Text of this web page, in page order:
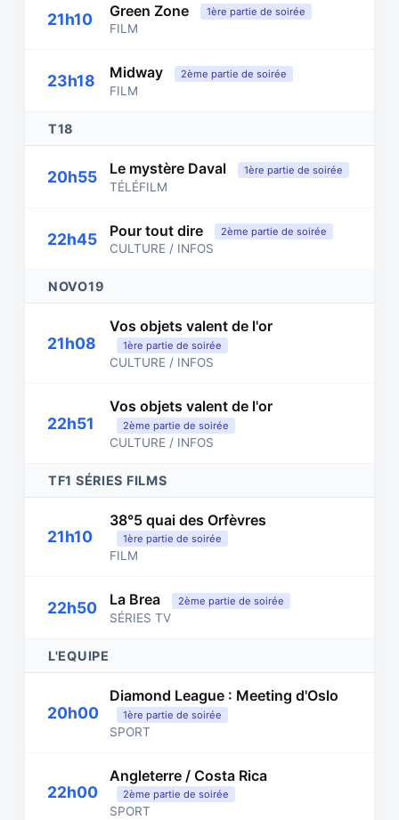
21h10 Green Zone 1ère partie de soirée
FILM
23h18 Midway 2ème partie de soirée
FILM
T18
20h55 Le mystère Daval 1ère partie de soirée
TÉLÉFILM
22h45 Pour tout dire 2ème partie de soirée
CULTURE / INFOS
NOVO19
21h08
Vos objets valent de l'or
1ère partie de soirée
CULTURE / INFOS
22h51
Vos objets valent de l'or
2ème partie de soirée
CULTURE / INFOS
TF1 SÉRIES FILMS
21h10
38°5 quai des Orfèvres
1ère partie de soirée
FILM
22h50 La Brea 2ème partie de soirée
SÉRIES TV
L'EQUIPE
20h00
Diamond League : Meeting d'Oslo
1ère partie de soirée
SPORT
22h00
Angleterre / Costa Rica
2ème partie de soirée
SPORT